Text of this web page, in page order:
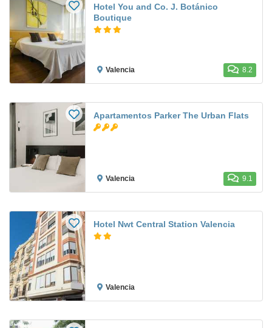
Hotel You and Co. J. Botánico
Boutique
Valencia 8.2
Apartamentos Parker The Urban Flats
Valencia 9.1
Hotel Nwt Central Station Valencia
Valencia